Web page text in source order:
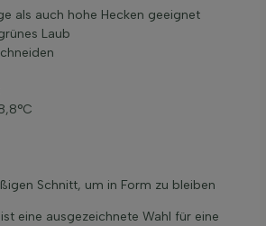
als auch hohe Hecken geeignet
Laub
Schnitt, um in Form zu bleiben
eine ausgezeichnete Wahl für eine